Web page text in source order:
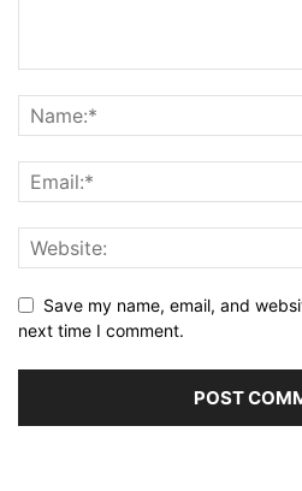
Save my name, email, and
next time I comment.